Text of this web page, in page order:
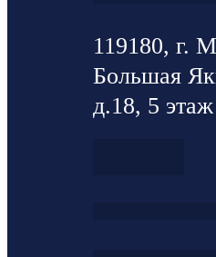
119180, г.
Большая
д.18, 5 этаж